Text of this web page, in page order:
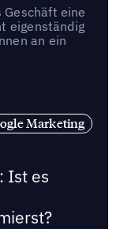
eine
eigenständig
an ein
Marketing
Ist es